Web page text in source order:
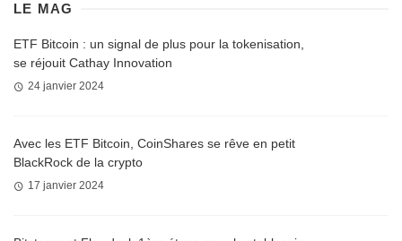
LE MAG
ETF Bitcoin : un signal de plus pour la tokenisation,
se réjouit Cathay Innovation
24 janvier 2024
Avec les ETF Bitcoin, CoinShares se rêve en petit
BlackRock de la crypto
17 janvier 2024